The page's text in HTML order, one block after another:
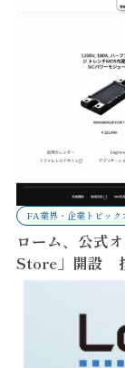
FA業界・企業トピック
ローム、公式
Store」開設